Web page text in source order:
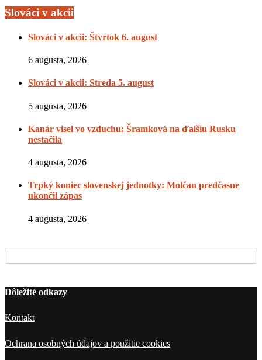
Slováci v akcii
Slováci v akcii: Štvrtok 6. august
6 augusta, 2026
Slováci v akcii: Streda 5. august
5 augusta, 2026
Kanár visel vo vzduchu: Šramková na ďalšiu Rusku
nestačila
4 augusta, 2026
Trpký koniec slovenskej jednotky: Molčan predčasne
ukončil zápas
4 augusta, 2026
Dôležité odkazy
Kontakt
Ochrana osobných údajov a použitie cookies